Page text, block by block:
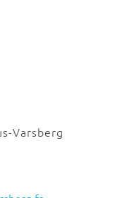
Varsberg